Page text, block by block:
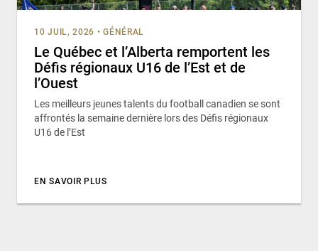
10 JUIL, 2026 • GÉNÉRAL
Le Québec et l’Alberta remportent les
Défis régionaux U16 de l’Est et de
l’Ouest
Les meilleurs jeunes talents du football canadien se sont
affrontés la semaine dernière lors des Défis régionaux
U16 de l’Est
EN SAVOIR PLUS